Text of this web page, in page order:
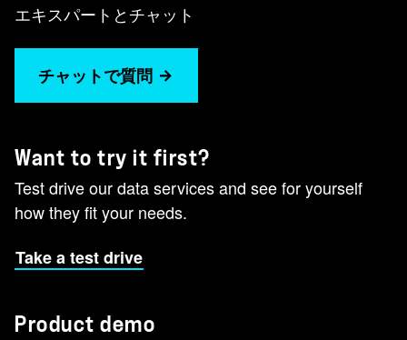
エキスパートとチャット
チャットで質問
Want to try it first?
Test drive our data services and see for yourself
how they fit your needs.
Take a test drive
Product demo